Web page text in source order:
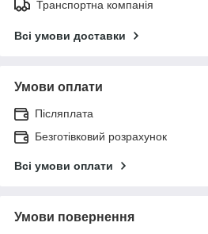
Транспортна компанія
Всі умови доставки
Умови оплати
Післяплата
Безготівковий розрахунок
Всі умови оплати
Умови повернення